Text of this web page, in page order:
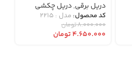
دریل برقی,دریل چکشی
کد محصول: مدل : 2215
۸.۰۰۰.۰۰۰تومان
۴.۶۵۰.۰۰۰تومان